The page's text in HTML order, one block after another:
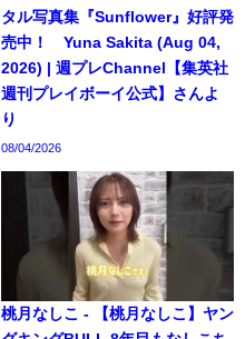
タル写真集『Sunflower』好評発
売中！ Yuna Sakita (Aug 04,
2026) | 週プレChannel【集英社
週刊プレイボーイ公式】さんよ
り
08/04/2026
桃月なしこ - 【桃月なしこ】ヤン